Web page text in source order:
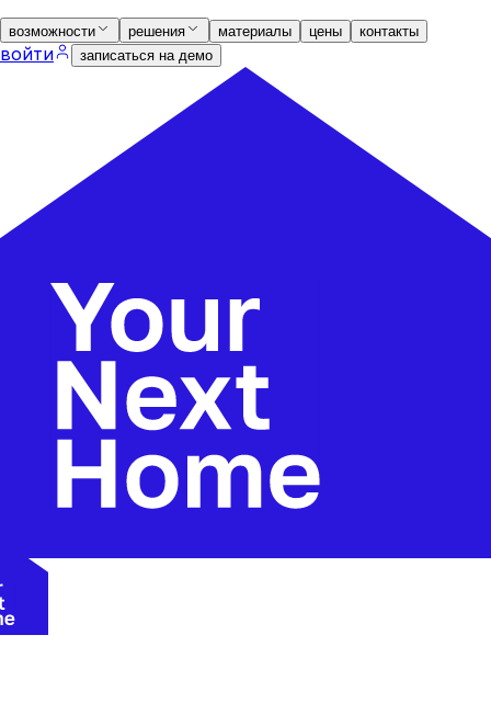
возможности решения материалы цены контакты
войти записаться на демо